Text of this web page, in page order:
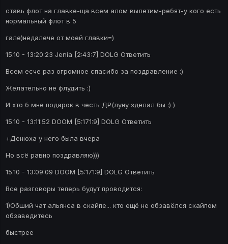
ставь флот на главке-ща всем алом вылетим-ребят-у кого есть
нормальный флот в 5
гале)недалече от моей главки=)
15.10 - 13:20:23 Jenia [2:43:7] DOLG Ответить
Всем есче раз огромное спасибо за поздравление :)
Желательно не флудить :)
И хто б мне подарок в честь ДР(луну зделал бы :) )
15.10 - 13:11:52 DOOM [5:171:9] DOLG Ответить
+Денюха у него была вчера
Но всё равно поздравляю)))
15.10 - 13:09:09 DOOM [5:171:9] DOLG Ответить
Все разговоры теперь будут проводится:
1)Обший чат альянса в скайпе... кто ещё не обзавёлся скайпом
обзаведитесь
быстрее